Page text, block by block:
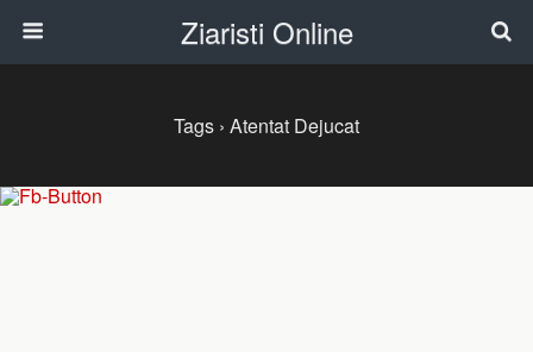
Ziaristi Online
Tags › Atentat Dejucat